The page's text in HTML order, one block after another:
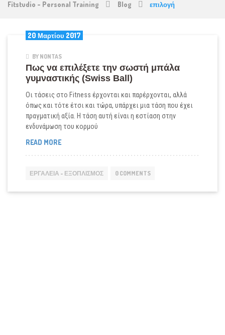
Fitstudio - Personal Training Blog επιλογή
20 Μαρτίου 2017
BY NONTAS
Πως να επιλέξετε την σωστή μπάλα
γυμναστικής (Swiss Ball)
Οι τάσεις στο Fitness έρχονται και παρέρχονται, αλλά
όπως και τότε έτσι και τώρα, υπάρχει μια τάση που έχει
πραγματική αξία. Η τάση αυτή είναι η εστίαση στην
ενδυνάμωση του κορμού
READ MOREΠΩΣ
ΤΗΝ
ΕΡΓΑΛΕΊΑ - ΕΞΟΠΛΙΣΜΌΣ 0 COMMENTS